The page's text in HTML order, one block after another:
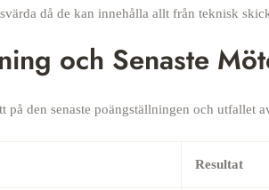
då de kan innehålla allt från teknisk
och Senaste
på den senaste poängställningen och utfallet
Resultat